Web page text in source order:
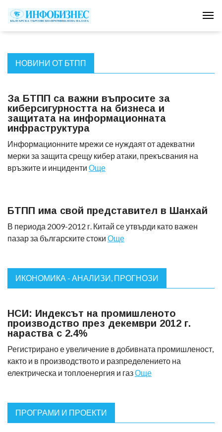
НОВИНИ ОТ БТПП
За БТПП са важни въпросите за
киберсигурността на бизнеса и
защитата на информационната
инфраструктура
Информационните мрежи се нуждаят от адекватни
мерки за защита срещу кибер атаки, прекъсвания на
връзките и инциденти Още
БТПП има свой представител в Шанхай
В периода 2009-2012 г. Китай се утвърди като важен
пазар за българските стоки Още
ИКОНОМИКА - АНАЛИЗИ, ПРОГНОЗИ
НСИ: Индексът на промишленото
производство през декември 2012 г.
нараства с 2.4%
Регистрирано е увеличение в добивната промишленост,
както и в производството и разпределението на
електрическа и топлоенергия и газОще
ПРОГРАМИ И ПРОЕКТИ